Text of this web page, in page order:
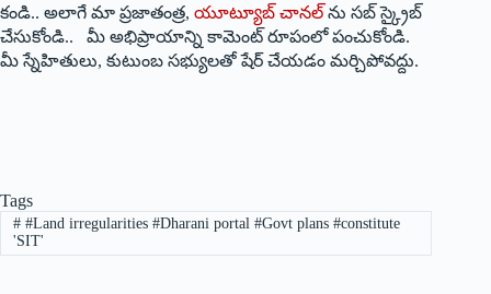
కండి.. అలాగే మా ప్రజాతంత్ర, యూట్యూబ్ చానల్ ను సబ్ స్క్రైబ్
చేసుకోండి.. మీ అభిప్రాయాన్ని కామెంట్ రూపంలో పంచుకోండి.
మీ స్నేహితులు, కుటుంబ సభ్యులతో షేర్ చేయడం మర్చిపోవద్దు.
Tags
##Land irregularities #Dharani portal #Govt plans #constitute
'SIT'